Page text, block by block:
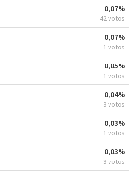
0,07%
42 votos
0,07%
1 votos
0,05%
1 votos
0,04%
3 votos
0,03%
1 votos
0,03%
3 votos